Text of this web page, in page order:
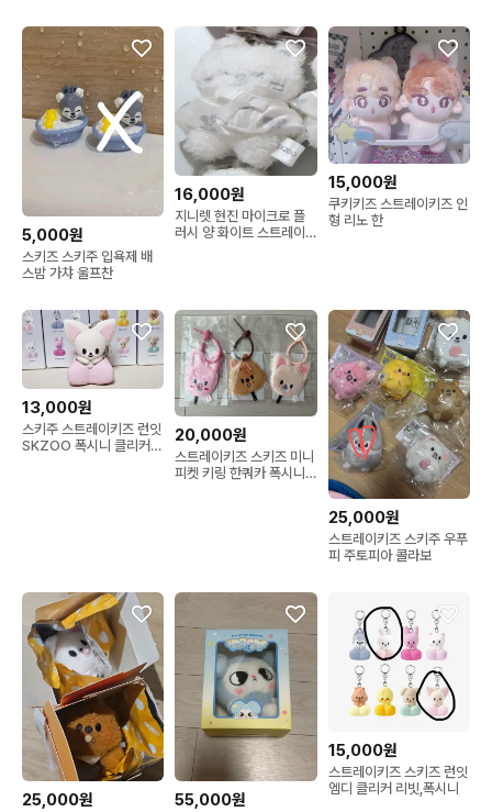
5,000원
스키즈 스키주 입욕제 배
스밤 가챠 울프찬
16,000원
지니렛 현진 마이크로 플
러시 양 화이트 스트레이
15,000원
쿠키키즈 스트레이키즈 인
형 리노 한
13,000원
스키주 스트레이키즈 런잇
SKZOO 폭시니 클리커
20,000원
스트레이키즈 스키즈 미니
피켓 키링 한쿼카 폭시니
25,000원
스트레이키즈 스키주 우푸
피 주토피아 콜라보
25,000원 55,000원
15,000원
스트레이키즈 스키즈 런잇
엠디 클리커 리빗,폭시니